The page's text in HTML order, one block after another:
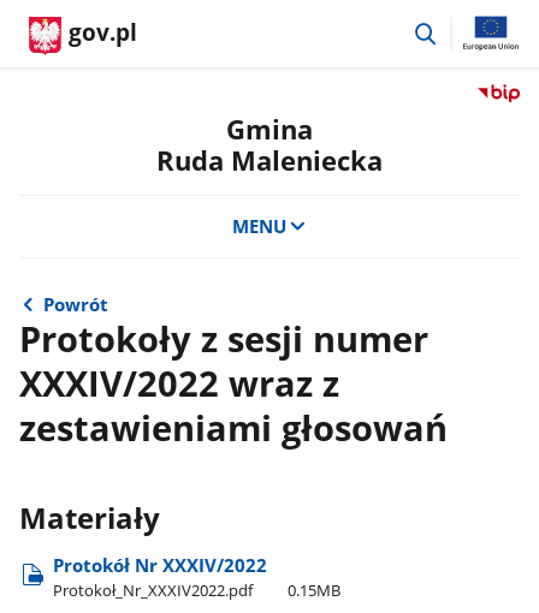
gov.pl
przejdź
Przejdź
Gmina
Ruda Maleniecka
MENU
Powrót
Protokoły z sesji numer
XXXIV/2022 wraz z
zestawieniami głosowań
Materiały
Protokół Nr XXXIV/2022
Protokoł​_Nr​_XXXIV2022.pdf 0.15MB